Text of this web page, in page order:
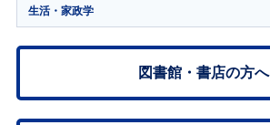
生活・家政学
図書館・書店の方へ